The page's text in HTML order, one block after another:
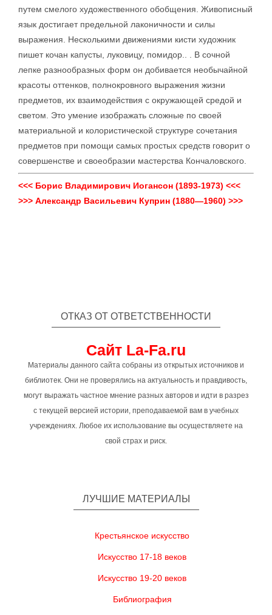
путем смелого художественного обобщения. Живописный
язык достигает предельной лаконичности и силы
выражения. Несколькими движениями кисти художник
пишет кочан капусты, луковицу, помидор.. . В сочной
лепке разнообразных форм он добивается необычайной
красоты оттенков, полнокровного выражения жизни
предметов, их взаимодействия с окружающей средой и
светом. Это умение изображать сложные по своей
материальной и колористической структуре сочетания
предметов при помощи самых простых средств говорит о
совершенстве и своеобразии мастерства Кончаловского.
<<< Борис Владимирович Иогансон (1893-1973) <<<
>>> Александр Васильевич Куприн (1880—1960) >>>
ОТКАЗ ОТ ОТВЕТСТВЕННОСТИ
Сайт La-Fa.ru
Материалы данного сайта собраны из открытых источников и
библиотек. Они не проверялись на актуальность и правдивость,
могут выражать частное мнение разных авторов и идти в разрез
с текущей версией истории, преподаваемой вам в учебных
учреждениях. Любое их использование вы осуществляете на
свой страх и риск.
ЛУЧШИЕ МАТЕРИАЛЫ
Крестьянское искусство
Искусство 17-18 веков
Искусство 19-20 веков
Библиография